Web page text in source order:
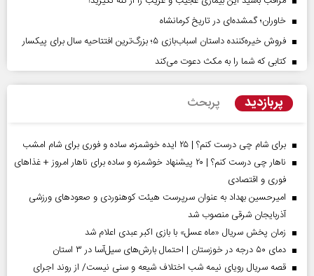
خاوران؛ گمشده‌ای در تاریخ کرمانشاه
فروش خیره‌کننده داستان اسباب‌بازی ۵؛ بزرگ‌ترین افتتاحیه سال برای پیکسار
کتابی که شما را به مکث دعوت می‌کند
پربازدید پربحث
برای شام چی درست کنم؟ | ۲۵ ایده خوشمزه، ساده و فوری برای شام امشب
ناهار چی درست کنم؟ | ۲۰ پیشنهاد خوشمزه و ساده برای ناهار امروز + غذاهای
فوری و اقتصادی
امیرحسین بهداد به عنوان سرپرست هیئت کوهنوردی و صعودهای ورزشی
آذربایجان شرقی منصوب شد
زمان پخش سریال «ماه عسل» با بازی اکبر عبدی اعلام شد
دمای ۵۰ درجه در خوزستان | احتمال بارش‌های سیل‌آسا در ۳ استان
قصه سریال رویای نیمه شب اختلاف شیعه و سنی نیست/ از روند اجرای